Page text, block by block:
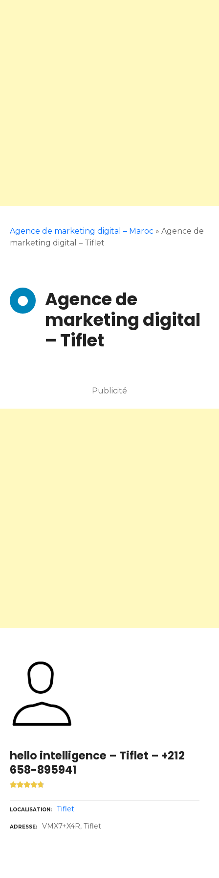
Agence de marketing digital – Maroc » Agence de
marketing digital – Tiflet
Agence de
marketing digital
– Tiflet
Publicité
hello intelligence – Tiflet – +212
658-895941
LOCALISATION Tiflet
ADRESSE VMX7+X4R, Tiflet